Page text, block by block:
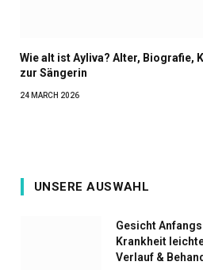
Wie alt ist Ayliva? Alter, Biografie,
zur Sängerin
24 MARCH 2026
UNSERE AUSWAHL
Gesicht
Krankheit
Verlauf &